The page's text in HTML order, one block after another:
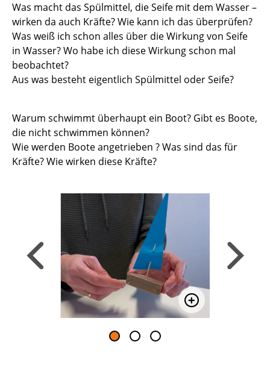
Was macht das Spülmittel, die Seife mit dem Wasser –
wirken da auch Kräfte? Wie kann ich das überprüfen?
Was weiß ich schon alles über die Wirkung von Seife
in Wasser? Wo habe ich diese Wirkung schon mal
beobachtet?
Aus was besteht eigentlich Spülmittel oder Seife?
Warum schwimmt überhaupt ein Boot? Gibt es Boote,
die nicht schwimmen können?
Wie werden Boote angetrieben ? Was sind das für
Kräfte? Wie wirken diese Kräfte?
Zurück, zum vorigen Slide wechseln
Bild vergrößern Bild